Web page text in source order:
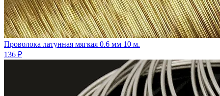
Проволока латунная мягкая 0.6 мм 10 м.
136 ₽